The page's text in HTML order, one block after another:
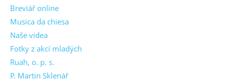
Breviář online
Musica da chiesa
Naše videa
Fotky z akcí mladých
Ruah, o. p. s.
P. Martin Sklenář